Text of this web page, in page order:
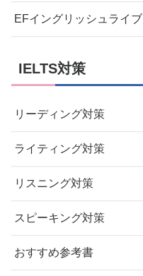
EFイングリッシュライブ
IELTS対策
リーディング対策
ライティング対策
リスニング対策
スピーキング対策
おすすめ参考書